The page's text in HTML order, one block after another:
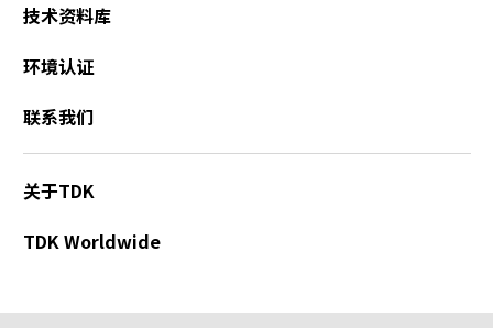
技术资料库
环境认证
联系我们
关于TDK
TDK Worldwide